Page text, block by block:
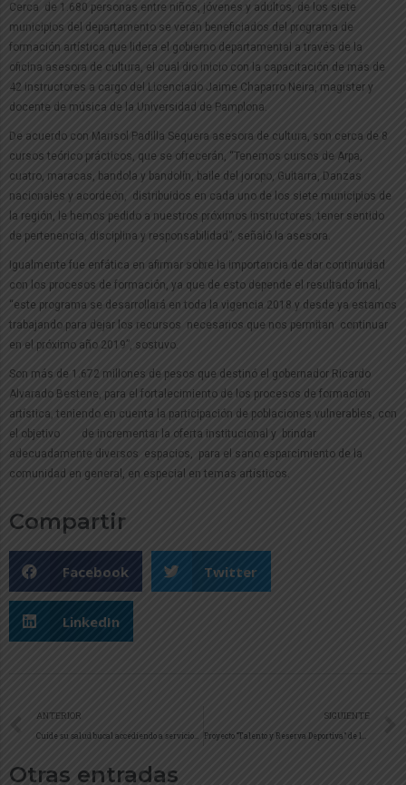
Cerca de 1.680 personas entre niños, jóvenes y adultos, de los siete
municipios del departamento se verán beneficiados del programa de
formación artística que lidera el gobierno departamental a través de la
oficina asesora de cultura, el cual dio inicio con la capacitación de más de
42 instructores a cargo del Licenciado Jaime Chaparro Neira, magister y
docente de música de la Universidad de Pamplona.
De acuerdo con Marisol Padilla Sequera asesora de cultura, son cerca de 8
cursos teórico prácticos, que se ofrecerán, “Tenemos cursos de Arpa,
cuatro, maracas, bandola y bandolín, baile del joropo, Guitarra, Danzas
nacionales y acordeón, distribuidos en cada uno de los siete municipios de
la región, le hemos pedido a nuestros próximos instructores, tener sentido
de pertenencia, disciplina y responsabilidad”, señaló la asesora.
Igualmente fue enfática en afirmar sobre la importancia de dar continuidad
con los procesos de formación, ya que de esto depende el resultado final,
“este programa se desarrollará en toda la vigencia 2018 y desde ya estamos
trabajando para dejar los recursos necesarios que nos permitan continuar
en el próximo año 2019”, sostuvo.
Son más de 1.672 millones de pesos que destinó el gobernador Ricardo
Alvarado Bestene, para el fortalecimiento de los procesos de formación
artística, teniendo en cuenta la participación de poblaciones vulnerables, con
el objetivo de incrementar la oferta institucional y brindar
adecuadamente diversos espacios, para el sano esparcimiento de la
comunidad en general, en especial en temas artísticos.
Compartir
Facebook Twitter
LinkedIn
ANTERIOR SIGUIENTE
Otras entradas